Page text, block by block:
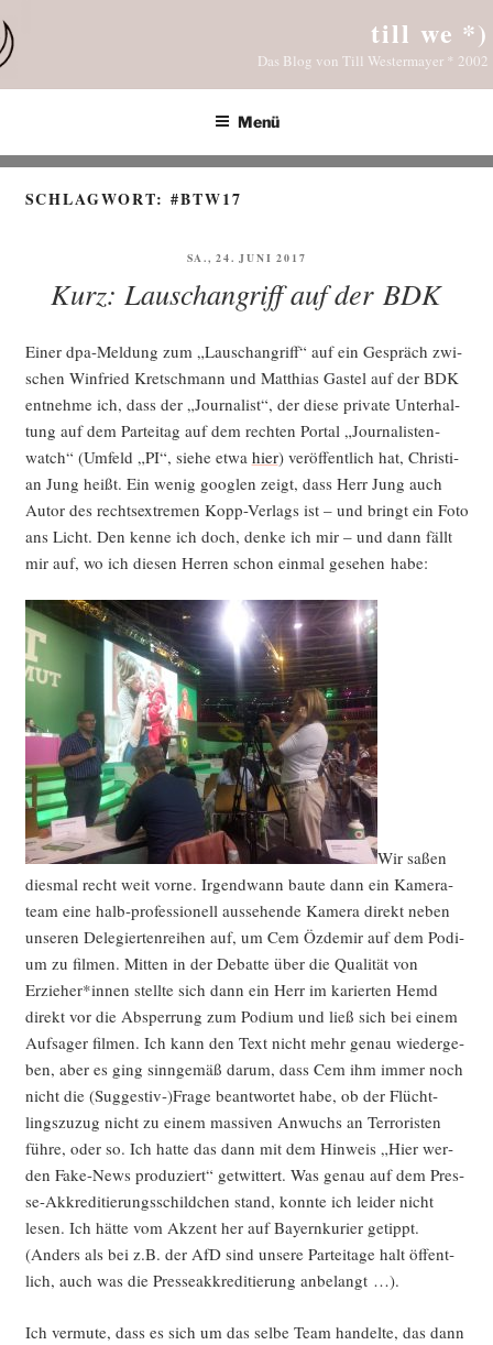
Inhalt
springen
till we *)
Das Blog von Till Westermayer * 2002
Menü
SCHLAGWORT:#BTW17
VERÖFFENTLICHT
SA., 24. JUNI 2017
Kurz: Lauschangriff auf der BDK
Einer dpa-Mel­dung zum „Lausch­an­griff“ auf ein Gespräch zwi­
schen Win­fried Kret­sch­mann und Mat­thi­as Gastel auf der BDK
ent­neh­me ich, dass der „Jour­na­list“, der die­se pri­va­te Unter­hal­
tung auf dem Par­tei­tag auf dem rech­ten Por­tal „Jour­na­lis­ten­
watch“ (Umfeld „PI“, sie­he etwa hier) ver­öf­fent­lich hat, Chris­ti­
an Jung heißt. Ein wenig goog­len zeigt, dass Herr Jung auch
Autor des rechts­extre­men Kopp-Ver­lags ist – und bringt ein Foto
ans Licht. Den ken­ne ich doch, den­ke ich mir – und dann fällt
mir auf, wo ich die­sen Her­ren schon ein­mal gese­hen habe:
Wir saßen
dies­mal recht weit vor­ne. Irgend­wann bau­te dann ein Kame­ra­
team eine halb-pro­fes­sio­nell aus­se­hen­de Kame­ra direkt neben
unse­ren Dele­gier­ten­rei­hen auf, um Cem Özd­emir auf dem Podi­
um zu fil­men. Mit­ten in der Debat­te über die Qua­li­tät von
Erzieher*innen stell­te sich dann ein Herr im karier­ten Hemd
direkt vor die Absper­rung zum Podi­um und ließ sich bei einem
Auf­sa­ger fil­men. Ich kann den Text nicht mehr genau wie­der­ge­
ben, aber es ging sinn­ge­mäß dar­um, dass Cem ihm immer noch
nicht die (Suggestiv-)Frage beant­wor­tet habe, ob der Flücht­
lings­zu­zug nicht zu einem mas­si­ven Anwuchs an Ter­ro­ris­ten
füh­re, oder so. Ich hat­te das dann mit dem Hin­weis „Hier wer­
den Fake-News pro­du­ziert“ get­wit­tert. Was genau auf dem Pres­
se-Akkre­di­tie­rungs­schild­chen stand, konn­te ich lei­der nicht
lesen. Ich hät­te vom Akzent her auf Bay­ern­ku­rier getippt.
(Anders als bei z.B. der AfD sind unse­re Par­tei­ta­ge halt öffent­
lich, auch was die Pres­se­ak­kre­di­tie­rung anbelangt …).
Ich ver­mu­te, dass es sich um das sel­be Team han­del­te, das dann